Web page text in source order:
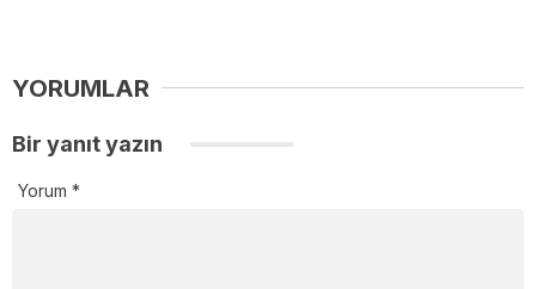
YORUMLAR
Bir yanıt yazın
Yorum *